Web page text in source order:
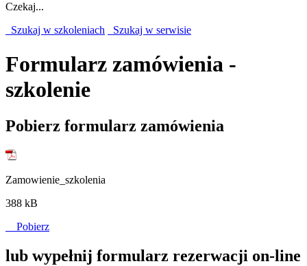
Czekaj...
Szukaj w szkoleniach
Szukaj w serwisie
Formularz zamówienia -
szkolenie
Pobierz formularz zamówienia
Zamowienie_szkolenia
388 kB
Pobierz
lub wypełnij formularz rezerwacji on-line